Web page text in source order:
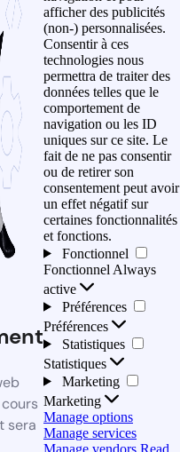
sera
afficher des publicités
(non-) personnalisées.
Consentir à ces
technologies nous
permettra de traiter des
données telles que le
comportement de
navigation ou les ID
uniques sur ce site. Le
fait de ne pas consentir
ou de retirer son
consentement peut avoir
un effet négatif sur
certaines fonctionnalités
et fonctions.
Fonctionnel
Fonctionnel Always
active
Préférences
Préférences
Statistiques
Statistiques
Marketing
Marketing
Manage options
Manage services
Manage vendors Read